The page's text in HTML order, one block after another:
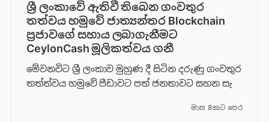
ශ්‍රී ලංකාවේ ඇතිවී තිබෙන ගංවතුර
තත්වය හමුවේ ජාත්‍යන්තර Blockchain
ප්‍රජාවගේ සහාය ලබාගැනීමට
CeylonCash මූලිකත්වය ග​නී
මේවනවිට ශ්‍රී ලංකාව මුහුණ දී සිටින දරුණු ගංවතුර
තත්ත්වය හමුවේ පීඩාවට පත් ජනතාවට සහන සැ
මාස 8කට පෙර